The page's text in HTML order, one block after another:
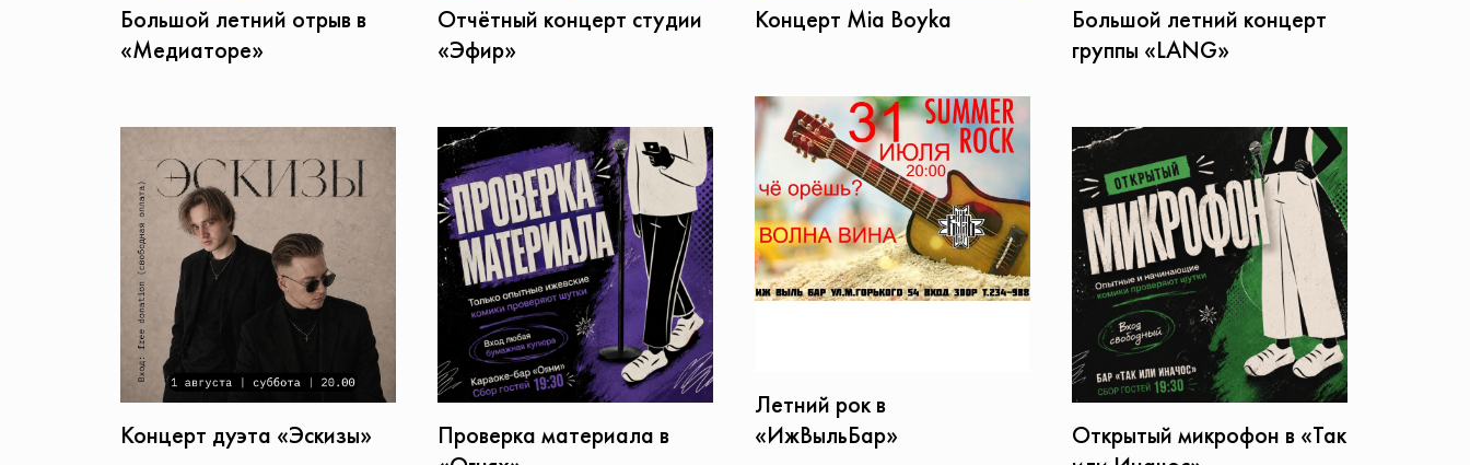
Большой летний отрыв в
«Медиаторе»
Отчётный концерт студии
«Эфир»
Концерт Mia Boyka
Большой летний концерт
группы «LANG»
Летний рок в
«ИжВыльБар»
Концерт дуэта «Эскизы»
Проверка материала в
Открытый микрофон в «Так